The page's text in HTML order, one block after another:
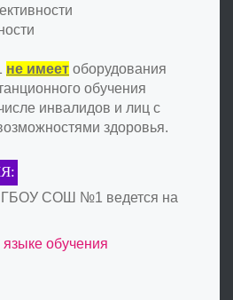
не имеет оборудования
обучения
инвалидов и лиц с
здоровья.
ГБОУ СОШ №1 ведется на
обучения